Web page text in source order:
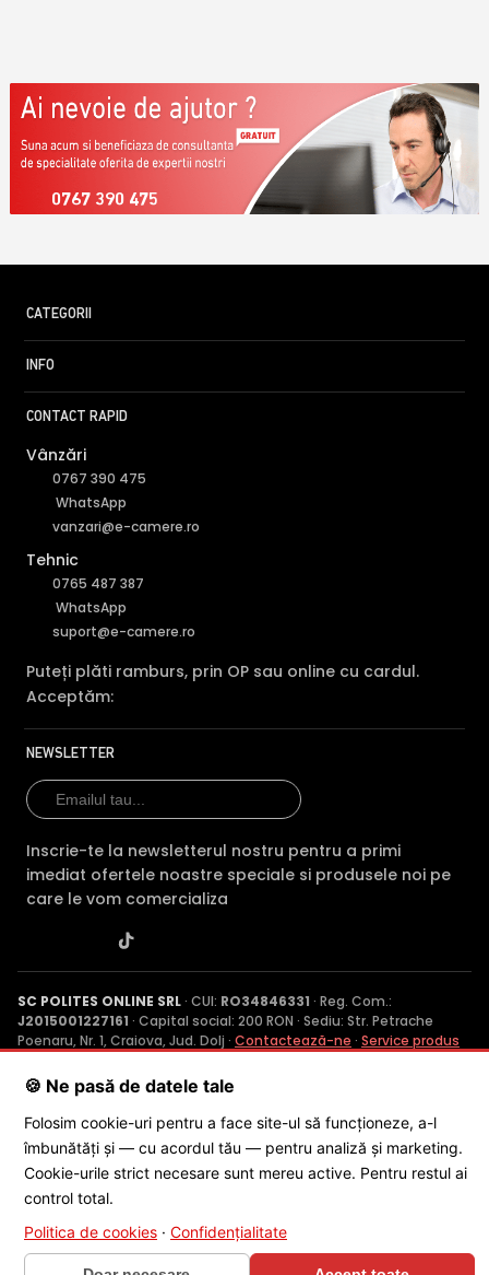
0767 390 475
CATEGORII
INFO
CONTACT RAPID
Vânzări
0767 390 475
WhatsApp
vanzari@e-camere.ro
Tehnic
0765 487 387
WhatsApp
suport@e-camere.ro
Puteți plăti ramburs, prin OP sau online cu cardul.
Acceptăm:
NEWSLETTER
Inscrie-te la newsletterul nostru pentru a primi
imediat ofertele noastre speciale si produsele noi pe
care le vom comercializa
SC POLITES ONLINE SRL· CUI: RO34846331 · Reg. Com.:
J2015001227161 · Capital social: 200 RON · Sediu: Str. Petrache
Poenaru, Nr. 1, Craiova, Jud. Dolj · Contactează-ne · Service produs
© 2026 SC POLITES ONLINE SRL
🍪 Ne pasă de datele tale
Folosim cookie-uri pentru a face site-ul să funcționeze, a-l
îmbunătăți și — cu acordul tău — pentru analiză și marketing.
Cookie-urile strict necesare sunt mereu active. Pentru restul ai
control total.
Politica de cookies · Confidențialitate